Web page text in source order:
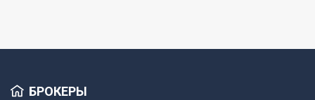
БРОКЕРЫ